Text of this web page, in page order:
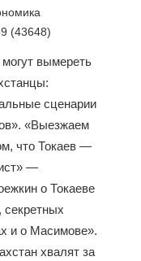
(43648)
могут вымереть
сценарии
«Выезжаем
что Токаев —
—
о Токаеве
секретных
и о Масимове».
хвалят за